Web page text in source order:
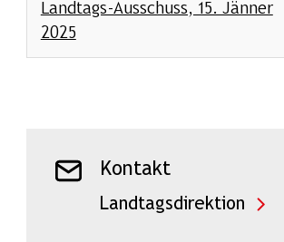
Landtags-Ausschuss, 15. Jänner
2025
Kontakt
Landtagsdirektion